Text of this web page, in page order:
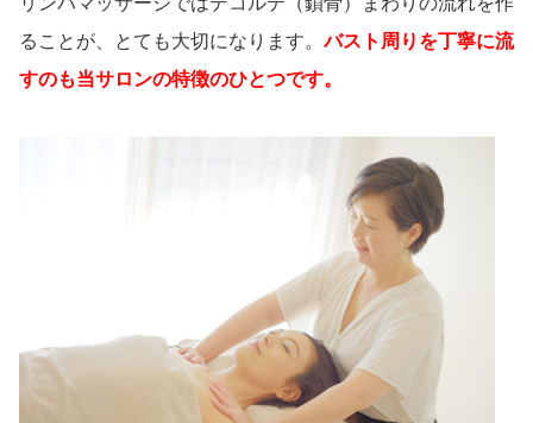
ることが、とても大切になります。バスト周りを丁寧に流
すのも当サロンの特徴のひとつです。